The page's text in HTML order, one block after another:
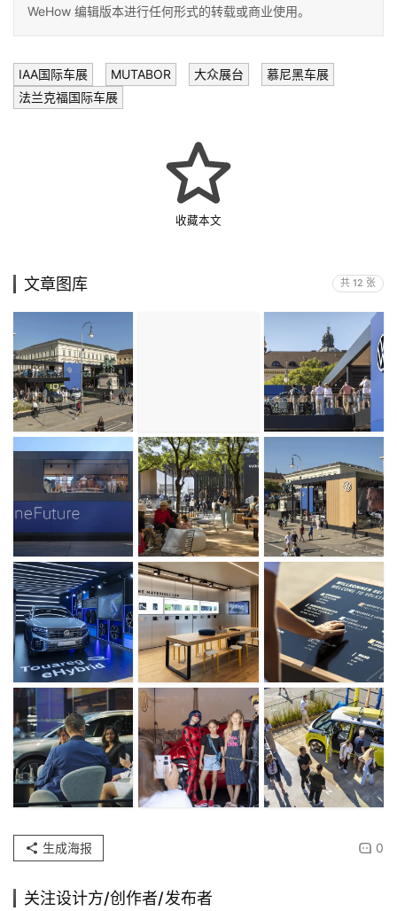
WeHow 编辑版本进行任何形式的转载或商业使用。
IAA国际车展 MUTABOR 大众展台
慕尼黑车展
法兰克福国际车展
收藏本文
文章图库 共 12 张
0
生成海报
关注设计方/创作者/发布者